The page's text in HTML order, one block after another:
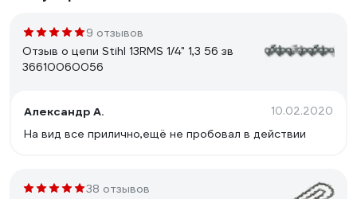
9 отзывов
Отзыв о цепи Stihl 13RMS 1/4" 1,3 56 зв
36610060056
Александр А. 10.02.2020
На вид все прилично,ещё не пробовал в действии
38 отзывов